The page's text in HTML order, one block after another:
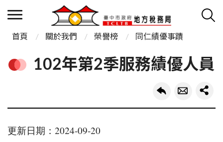
首頁 關於我們 榮譽榜 同仁績優事蹟
102年第2季服務績優人員
更新日期：2024-09-20